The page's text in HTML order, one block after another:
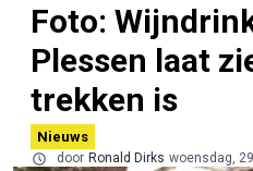
Foto:
Plessen laat
trekken is
Nieuws
door Ronald Dirks woensdag,